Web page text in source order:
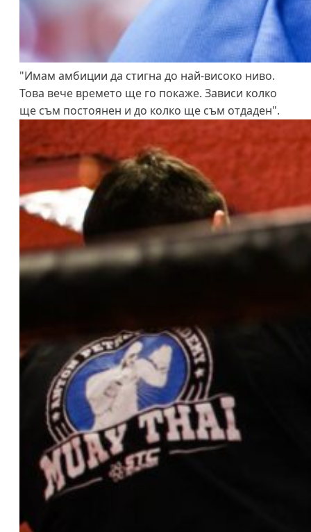
"Имам амбиции да стигна до най-високо ниво.
Това вече времето ще го покаже. Зависи колко
ще съм постоянен и до колко ще съм отдаден".